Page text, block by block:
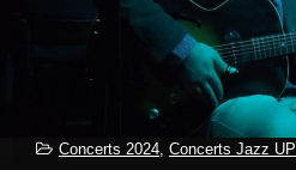
Archives Concerts
Newsletter
Concerts 2024, Concerts Jazz UP